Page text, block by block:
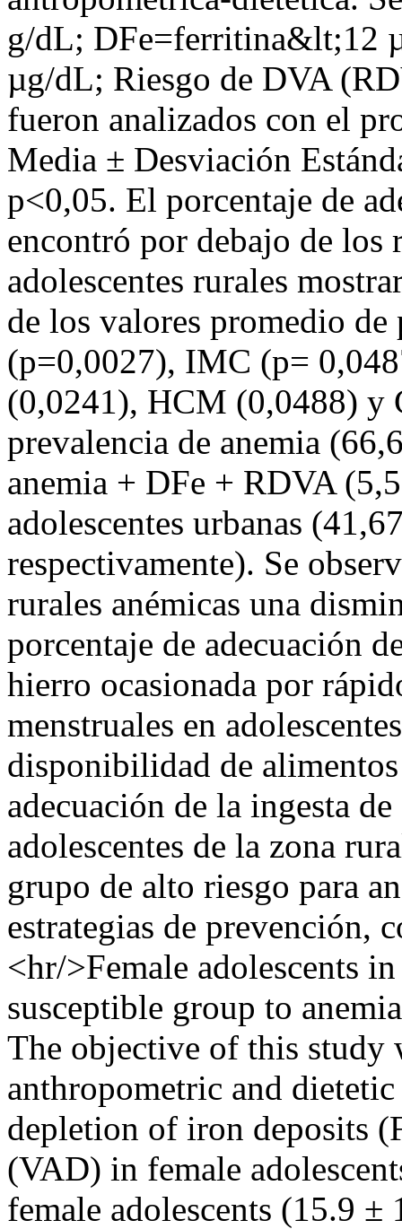
g/dL; DFe=ferritina&lt;12
µg/dL; Riesgo de DVA
fueron analizados con el
Media ± Desviación
p<0,05. El porcentaje de
encontró por debajo de los
adolescentes rurales
de los valores promedio
(p=0,0027), IMC (p=
(0,0241), HCM (0,0488) y
prevalencia de anemia
anemia + DFe + RDVA
adolescentes urbanas
respectivamente). Se
rurales anémicas una
porcentaje de adecuación
hierro ocasionada por
menstruales en
disponibilidad de
adecuación de la ingesta
adolescentes de la zona
grupo de alto riesgo para
estrategias de prevención,
<hr/>Female adolescents
susceptible group to
The objective of this
anthropometric and
depletion of iron deposits
(VAD) in female
female adolescents (15.9